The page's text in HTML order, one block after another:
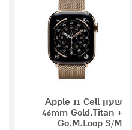
שעון Apple 11 Cell
46mm Gold.Titan +
Go.M.Loop S/M